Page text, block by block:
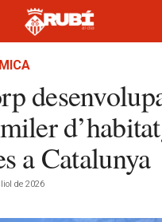
a Catalunya
de 2026